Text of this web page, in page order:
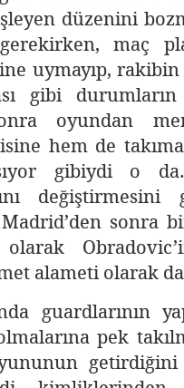
düzenini
maç
uymayıp, rakibin
gibi durumların
oyundan
hem de
gibiydi o
sonra
olarak
alameti olarak
guardlarının
pek
getirdiğini